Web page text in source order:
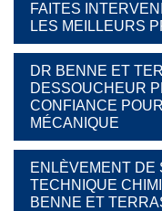
FAITES
LES MEILLEURS
DR BENNE ET
DESSOUCHEUR
CONFIANCE
MÉCANIQUE
ENLÈVEMENT DE
TECHNIQUE
BENNE ET